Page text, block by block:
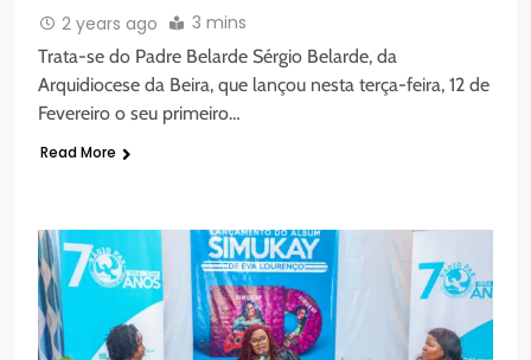
2 years ago 3 mins
Trata-se do Padre Belarde Sérgio Belarde, da
Arquidiocese da Beira, que lançou nesta terça-feira, 12 de
Fevereiro o seu primeiro…
Read More